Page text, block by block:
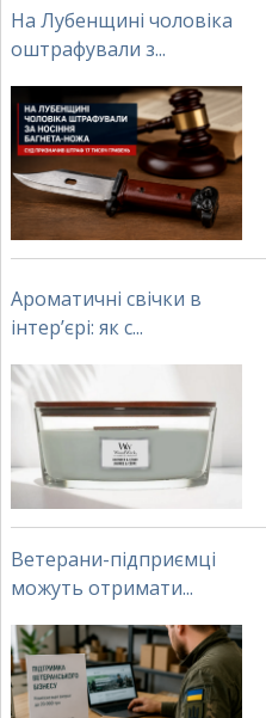
На Лубенщині чоловіка
оштрафували з...
Ароматичні свічки в
інтер’єрі: як с...
Ветерани-підприємці
можуть отримати...